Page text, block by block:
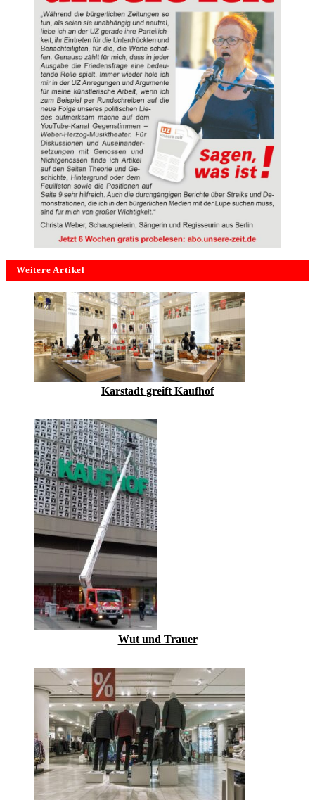
Weitere Artikel
Karstadt greift Kaufhof
Wut und Trauer